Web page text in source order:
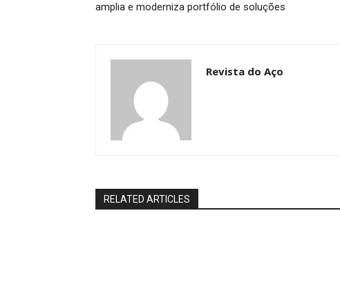
amplia e moderniza portfólio de soluções
Revista do Aço
RELATED ARTICLES